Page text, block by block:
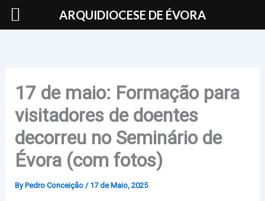
Skip
17 de maio: Formação para
visitadores de doentes
decorreu no Seminário de
Évora (com fotos)
By Pedro Conceição / 17 de Maio, 2025
ARQUIDIOCESE DE ÉVORA